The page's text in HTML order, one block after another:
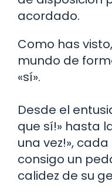
acordado.
Como has
mundo de
«sí».
Desde el
que sí!» hasta
una vez!»,
consigo un
calidez de su